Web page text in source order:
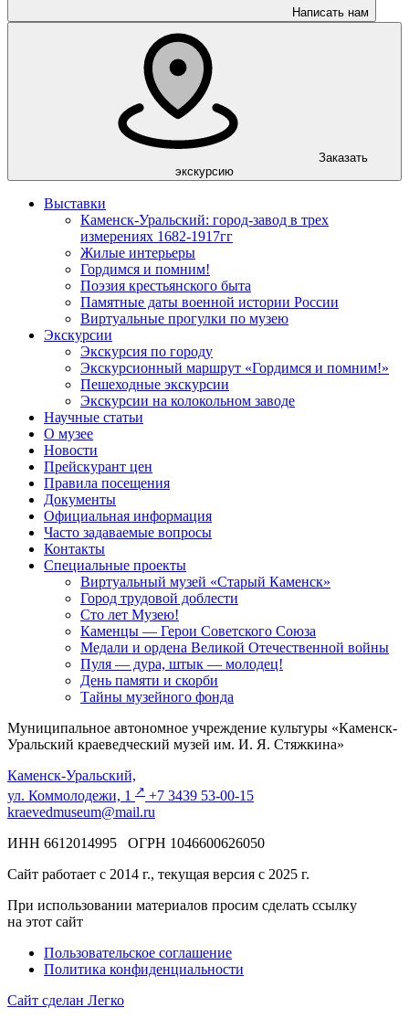
Написать нам
Заказать
экскурсию
Выставки
Каменск-Уральский: город-завод в трех
измерениях 1682-1917гг
Жилые интерьеры
Гордимся и помним!
Поэзия крестьянского быта
Памятные даты военной истории России
Виртуальные прогулки по музею
Экскурсии
Экскурсия по городу
Экскурсионный маршрут «Гордимся и помним!»
Пешеходные экскурсии
Экскурсии на колокольном заводе
Научные статьи
О музее
Новости
Прейскурант цен
Правила посещения
Документы
Официальная информация
Часто задаваемые вопросы
Контакты
Специальные проекты
Виртуальный музей «Старый Каменск»
Город трудовой доблести
Сто лет Музею!
Каменцы — Герои Советского Союза
Медали и ордена Великой Отечественной войны
Пуля — дура, штык — молодец!
День памяти и скорби
Тайны музейного фонда
Муниципальное автономное учреждение культуры «Каменск-
Уральский краеведческий музей им. И. Я. Стяжкина»
Каменск-Уральский,
ул. Коммолодежи, 1 ↗️ +7 3439 53-00-15
kraevedmuseum@mail.ru
ИНН 6612014995 ОГРН 1046600626050
Сайт работает с 2014 г., текущая версия с 2025 г.
При использовании материалов просим сделать ссылку
на этот сайт
Пользовательское соглашение
Политика конфиденциальности
Сайт сделан Легко